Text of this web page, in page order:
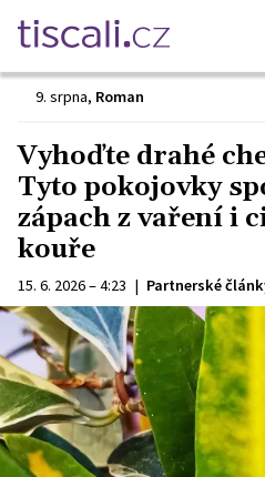
9. srpna, Roman
Vyhoďte drahé
Tyto pokojovky
zápach z vaření i
kouře
15. 6. 2026 – 4:23 | Partnerské